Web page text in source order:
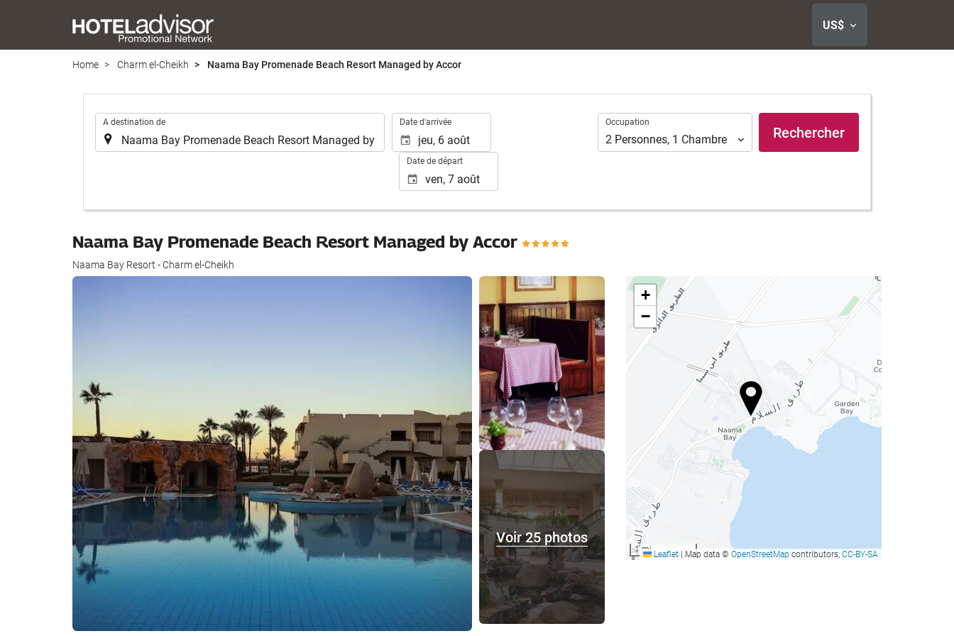
US$
Home Charm el-Cheikh Naama Bay Promenade Beach Resort Managed by Accor
A destination de Date d'arrivée
Date de départ
Occupation
Occupation
2 Personnes, 1 Chambre Rechercher
Naama Bay Promenade Beach Resort Managed by Accor
Naama Bay Resort - Charm el-Cheikh
Voir 25 photos
Voir 25 photos
+
−
1 miLeaflet |Map data © OpenStreetMap contributors, CC-BY-SA